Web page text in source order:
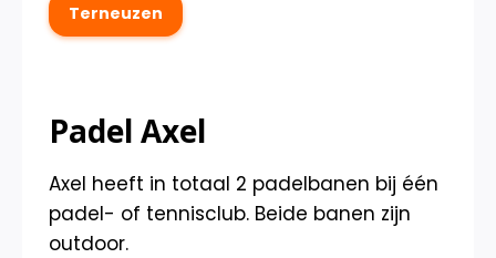
Terneuzen
Padel Axel
Axel heeft in totaal 2 padelbanen bij één
padel- of tennisclub. Beide banen zijn
outdoor.